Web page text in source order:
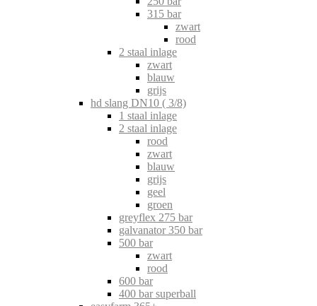
315 bar
zwart
rood
2 staal inlage
zwart
blauw
grijs
hd slang DN10 ( 3/8)
1 staal inlage
2 staal inlage
rood
zwart
blauw
grijs
geel
groen
greyflex 275 bar
galvanator 350 bar
500 bar
zwart
rood
600 bar
400 bar superball